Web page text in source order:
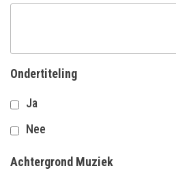
Ondertiteling
Ja
Nee
Achtergrond Muziek